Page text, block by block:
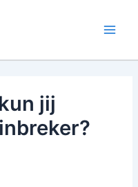
jij